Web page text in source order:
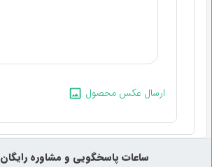
ارسال عکس محصول
‍‍ ساعات پاسخگویی و مشاوره رایگان ۹ الی ۱۷